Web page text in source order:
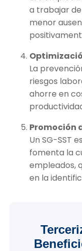
a trabajar
menor
La
riesgos
ahorre en
Promoción
Un SG-SST
fomenta la
empleados,
en la